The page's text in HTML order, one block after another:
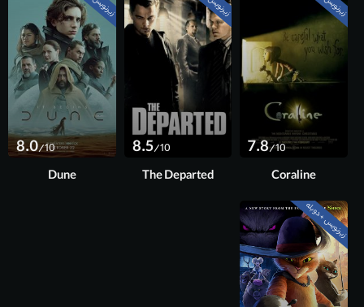
7.8/10
Coraline
8.5/10
The Departed
8.0/10
Dune
زیرنویس + دوبله